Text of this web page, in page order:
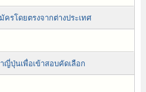
รโดยตรงจากต่างประเทศ
ปุ่นเพื่อเข้าสอบคัดเลือก